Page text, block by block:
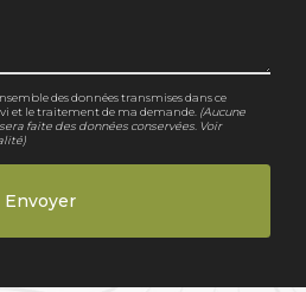
des données transmises dans ce
et le traitement de ma demande. (Aucune
faite des données conservées. Voir
)